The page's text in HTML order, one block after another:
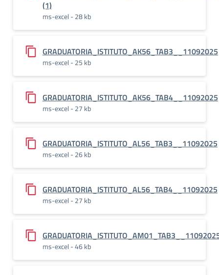
(1)
ms-excel - 28 kb
GRADUATORIA_ISTITUTO_AK56_TAB3__11092025
ms-excel - 25 kb
GRADUATORIA_ISTITUTO_AK56_TAB4__11092025
ms-excel - 27 kb
GRADUATORIA_ISTITUTO_AL56_TAB3__11092025
ms-excel - 26 kb
GRADUATORIA_ISTITUTO_AL56_TAB4__11092025
ms-excel - 27 kb
ms-excel - 46 kb